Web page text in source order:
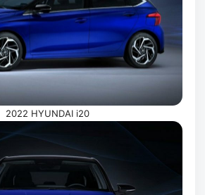
2022 HYUNDAI i20